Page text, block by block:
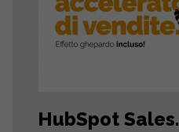
HubSpot